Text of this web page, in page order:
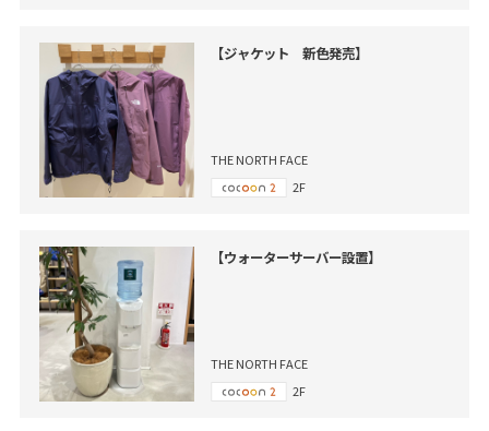
【ジャケット 新色発売】
THE NORTH FACE
2F
【ウォーターサーバー設置】
THE NORTH FACE
2F